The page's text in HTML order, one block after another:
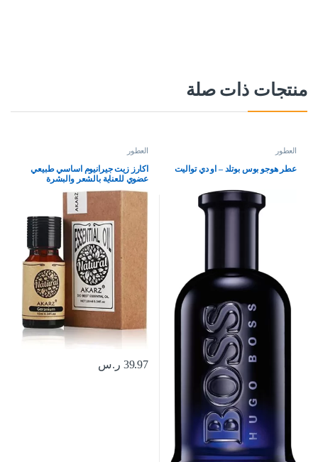
منتجات ذات صلة
العطور
عطر هوجو بوس بوتلد – او دي تواليت
العطور
اكارز زيت جيرانيوم اساسي طبيعي
عضوي للعناية بالشعر والبشرة
والجسم، موزع للشموع والصابون
والحرف اليدوية والتدليك، 10 مل
39.97 ر.س